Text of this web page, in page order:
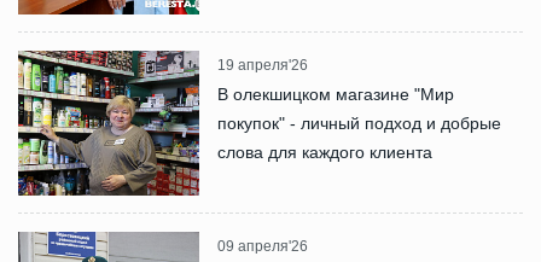
19 апреля'26
В олекшицком магазине "Мир
покупок" - личный подход и добрые
слова для каждого клиента
09 апреля'26